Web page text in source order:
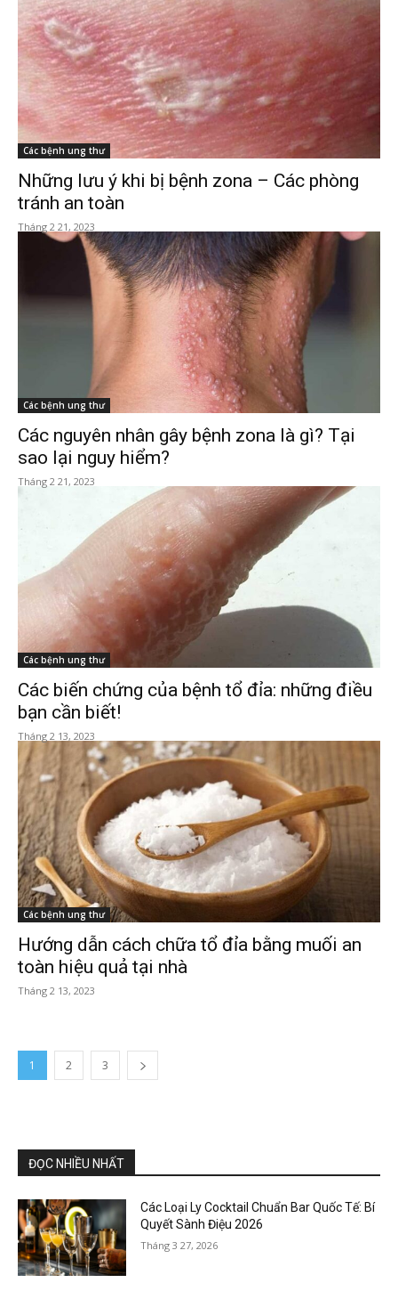
Các bệnh ung thư
Những lưu ý khi bị bệnh zona – Các phòng
tránh an toàn
Tháng 2 21, 2023
Các bệnh ung thư
Các nguyên nhân gây bệnh zona là gì? Tại
sao lại nguy hiểm?
Tháng 2 21, 2023
Các bệnh ung thư
Các biến chứng của bệnh tổ đỉa: những điều
bạn cần biết!
Tháng 2 13, 2023
Các bệnh ung thư
Hướng dẫn cách chữa tổ đỉa bằng muối an
toàn hiệu quả tại nhà
Tháng 2 13, 2023
1 2 3
ĐỌC NHIỀU NHẤT
Các Loại Ly Cocktail Chuẩn Bar Quốc Tế: Bí
Quyết Sành Điệu 2026
Tháng 3 27, 2026